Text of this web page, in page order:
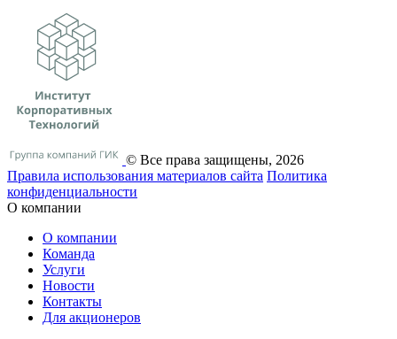
© Все права защищены, 2026
Правила использования материалов сайта Политика
конфиденциальности
О компании
О компании
Команда
Услуги
Новости
Контакты
Для акционеров